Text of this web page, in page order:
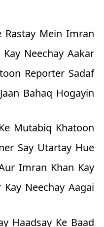
Rastay Mein Imran
Neechay Aakar
Reporter Sadaf
Bahaq Hogayin.
Mutabiq Khatoon
Say Utartay Hue
Imran Khan Kay
Neechay Aagai .
Haadsay Ke Baad